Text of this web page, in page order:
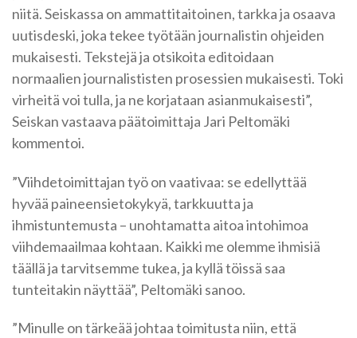
niitä. Seiskassa on ammattitaitoinen, tarkka ja osaava
uutisdeski, joka tekee työtään journalistin ohjeiden
mukaisesti. Tekstejä ja otsikoita editoidaan
normaalien journalististen prosessien mukaisesti. Toki
virheitä voi tulla, ja ne korjataan asianmukaisesti”,
Seiskan vastaava päätoimittaja Jari Peltomäki
kommentoi.
”Viihdetoimittajan työ on vaativaa: se edellyttää
hyvää paineensietokykyä, tarkkuutta ja
ihmistuntemusta – unohtamatta aitoa intohimoa
viihdemaailmaa kohtaan. Kaikki me olemme ihmisiä
täällä ja tarvitsemme tukea, ja kyllä töissä saa
tunteitakin näyttää”, Peltomäki sanoo.
”Minulle on tärkeää johtaa toimitusta niin, että